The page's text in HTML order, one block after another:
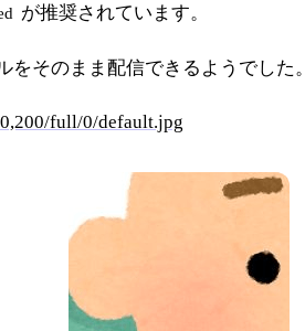
が推奨されています。
をそのまま配信できるようでした。
full/0/default.jpg